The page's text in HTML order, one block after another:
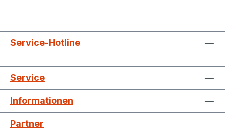
Service-Hotline
Service
Informationen
Partner